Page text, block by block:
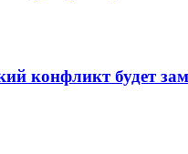
конфликт будет